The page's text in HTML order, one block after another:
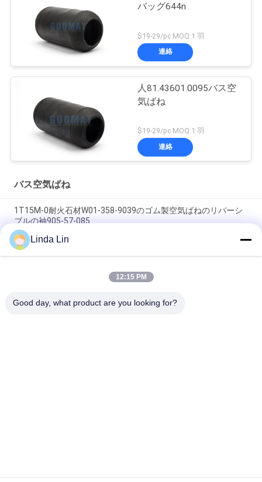
バッグ644n
$19-29/pc MOQ:1 羽
連絡
人81.43601.0095バス空
気ばね
$19-29/pc MOQ:1 羽
連絡
バス空気ばね
1T15M-0耐火石材W01-358-9039のゴム製空気ばねのリバーシ
ブルの袖905-57-085
金ドラゴンYutong 1T15M-2のためのW013588646 Newayバス
空気ばねのふいご
天然ゴム6111300390バス空気ばねの十字の耐火石材
Linda Lin
12:15 PM
Good day, what product are you looking for?